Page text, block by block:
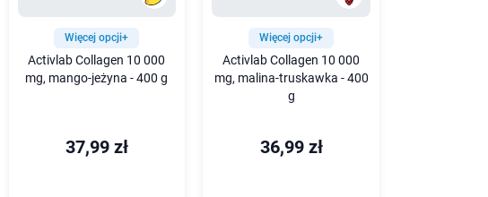
Więcej opcji+
Activlab Collagen 10 000
mg, mango-jeżyna - 400 g
37,99 zł
Więcej opcji+
Activlab Collagen 10 000
mg, malina-truskawka - 400
g
36,99 zł